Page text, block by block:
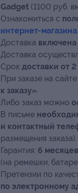
Gadget (1100 руб.
Ознакомиться с
интернет-магазина.
Доставка включена
Доставка
Срок доставки от
При заказе на сайте
к заказу».
Либо заказ можно
В письме
и контактный
размещения заказа).
Гарантия: 6
(на ремешки,
Претензии по
по электронному